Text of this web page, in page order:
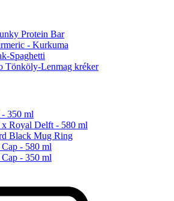
Protein Bar
- Kurkuma
Spaghetti
Tönköly-Lenmag kréker
350 ml
x Royal Delft - 580 ml
Black Mug Ring
- 580 ml
- 350 ml